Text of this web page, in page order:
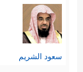
سعود الشريم